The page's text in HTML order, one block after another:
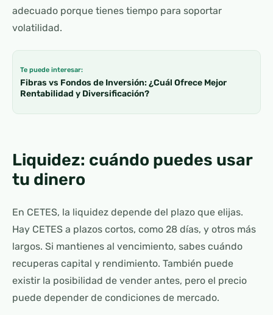
adecuado porque tienes tiempo para soportar
volatilidad.
Te puede interesar:
Fibras vs Fondos de Inversión: ¿Cuál Ofrece Mejor
Rentabilidad y Diversificación?
Liquidez: cuándo puedes usar
tu dinero
En CETES, la liquidez depende del plazo que elijas.
Hay CETES a plazos cortos, como 28 días, y otros más
largos. Si mantienes al vencimiento, sabes cuándo
recuperas capital y rendimiento. También puede
existir la posibilidad de vender antes, pero el precio
puede depender de condiciones de mercado.